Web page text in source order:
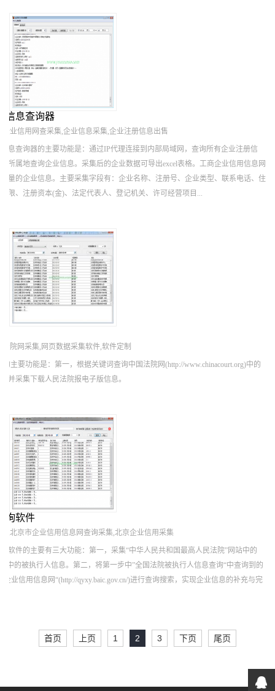
信息查询器
业信用网查采集,企业信息采集,企业注册信息出售
息查询器的主要功能是：通过IP代理连接到内部局域网，查询所有企业注册信
所属地查询企业信息。采集后的企业数据可导出excel表格。工商企业信用信息网
量的企业信息。主要采集字段有：企业名称、注册号、企业类型、联系电话、住
限、注册资本(金)、法定代表人、登记机关、许可经营项目...
院网采集,网页数据采集软件,软件定制
主要功能是：第一，根据关键词查询中国法院网(http://www.chinacourt.org)中的
并采集下载人民法院报电子版信息。
询软件
,北京市企业信用信息网查询采集,北京企业信用采集
软件的主要有三大功能：第一，采集“中华人民共和国最高人民法院”网站中的
中的被执行人信息。第二，将第一步中”全国法院被执行人信息查询“中查询到的
业信用信息网“(http://qyxy.baic.gov.cn/)进行查询搜索，实现企业信息的补充与完
首页 上页 1 2 3 下页 尾页